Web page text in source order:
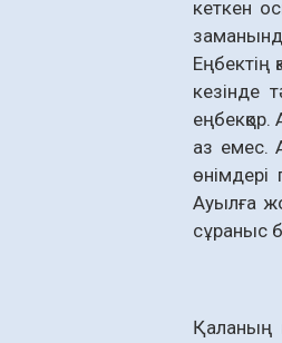
кеткен
Еңбектің
кезінде
аз емес.
Ауылға
сұраныс
Қаланың